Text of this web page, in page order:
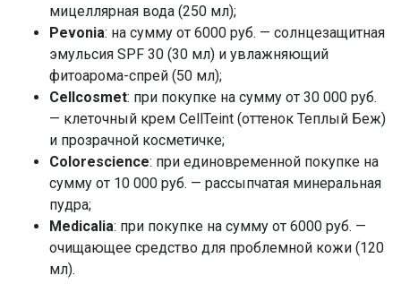
мицеллярная вода (250 мл);
Pevonia: на сумму от 6000 руб. — солнцезащитная
эмульсия SPF 30 (30 мл) и увлажняющий
фитоарома-спрей (50 мл);
Cellcosmet: при покупке на сумму от 30 000 руб.
— клеточный крем CellTeint (оттенок Теплый Беж)
и прозрачной косметичке;
Colorescience: при единовременной покупке на
сумму от 10 000 руб. — рассыпчатая минеральная
пудра;
Medicalia: при покупке на сумму от 6000 руб. —
очищающее средство для проблемной кожи (120
мл).